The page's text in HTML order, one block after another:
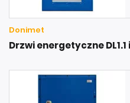
Donimet
Drzwi energetyczne DL1.1 i